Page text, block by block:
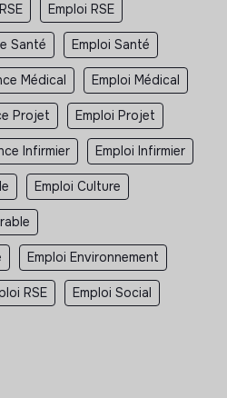
Emploi RSE
Santé Emploi Santé
Médical Emploi Médical
Projet Emploi Projet
Infirmier Emploi Infirmier
Emploi Culture
Emploi Environnement
RSE Emploi Social